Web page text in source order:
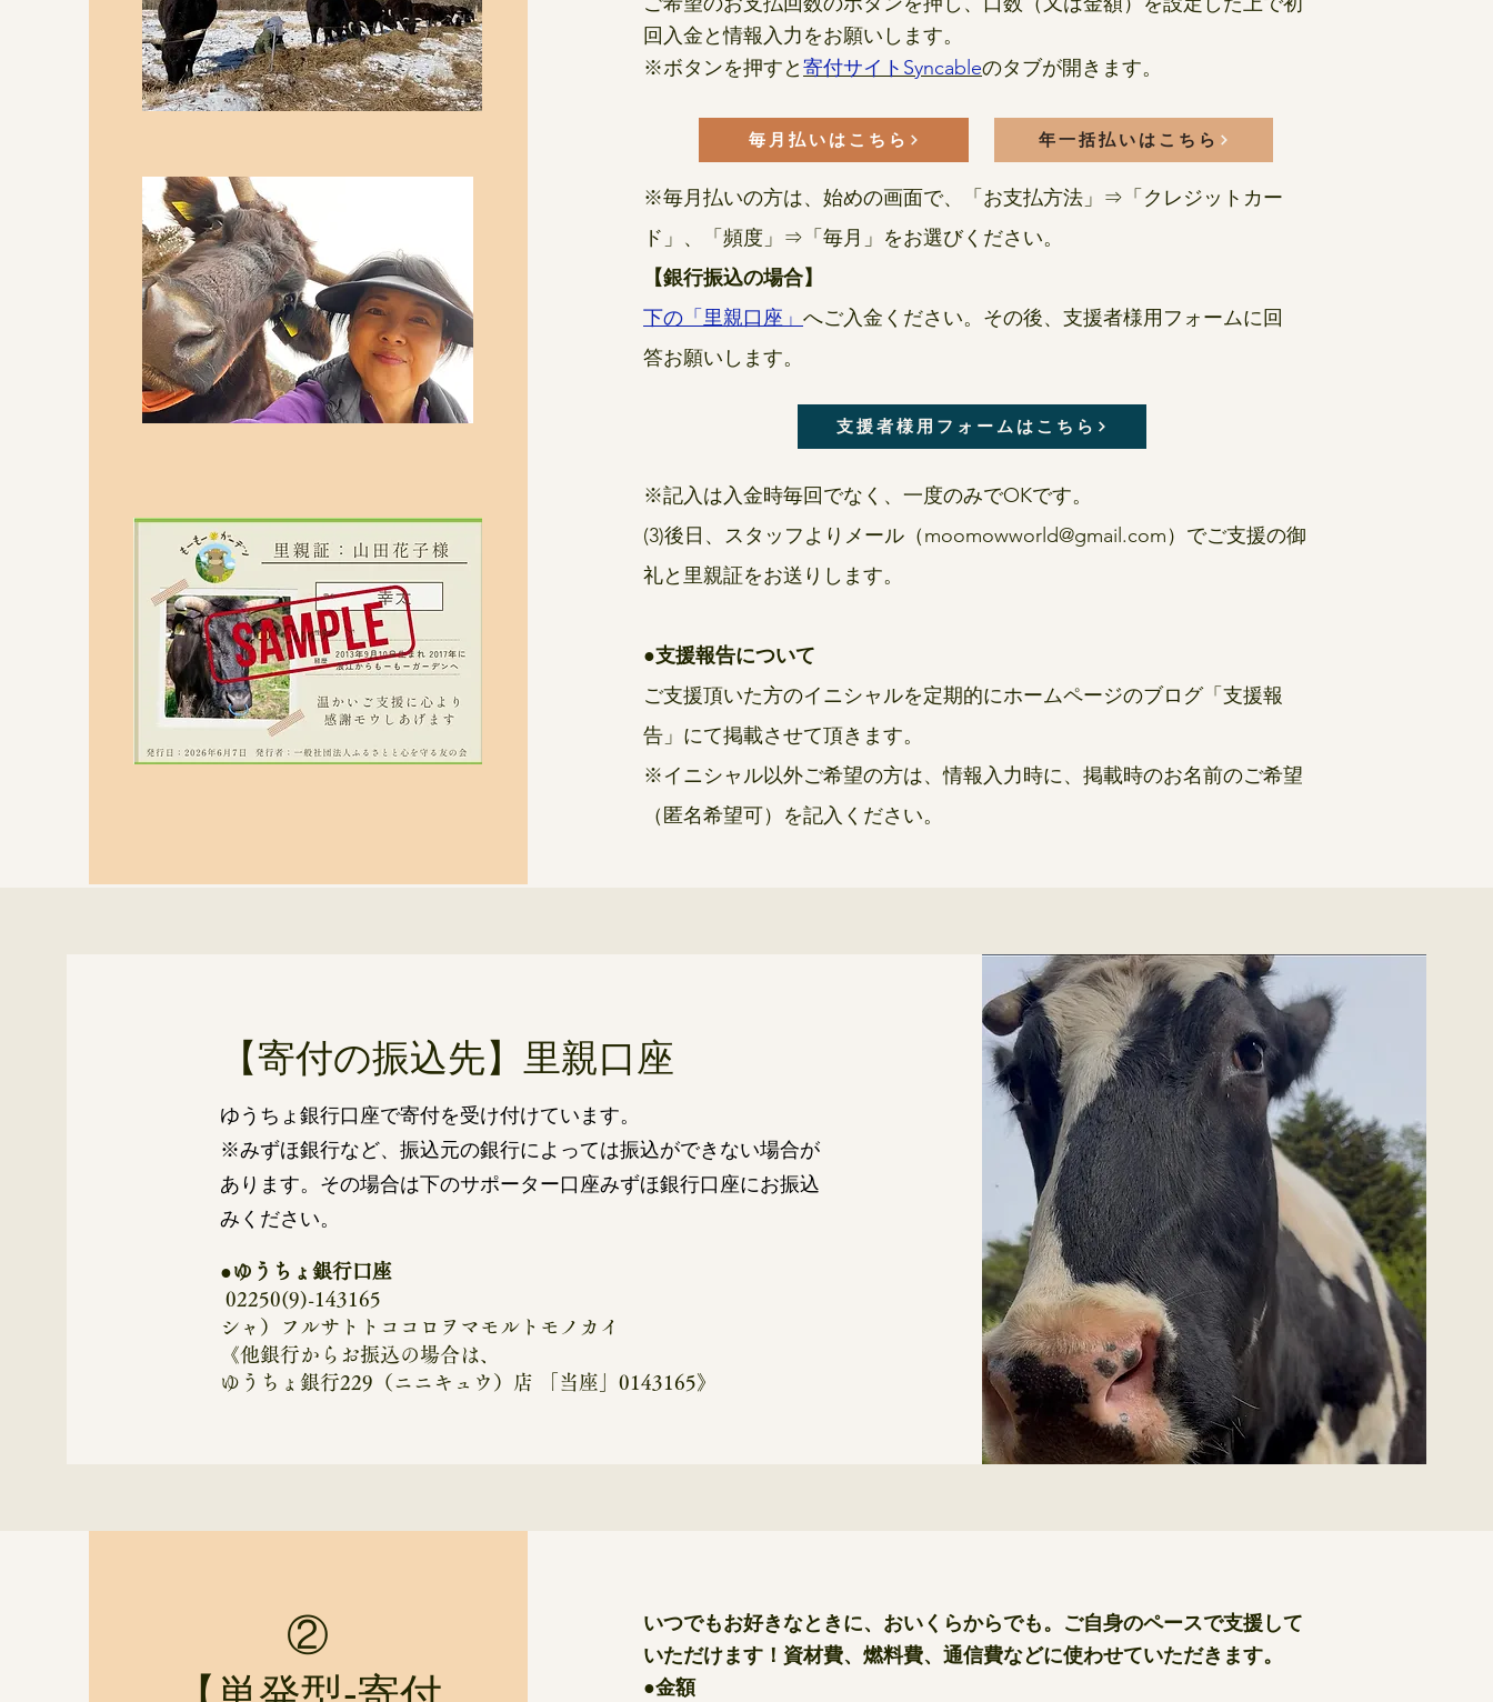
回入金と情報入力をお願いします。
​※ボタンを押すと寄付サイトSyncableのタブが開きます。
毎月払いはこちら 年一括払いはこちら
※毎月払いの方は、始めの画面で、「お支払方法」⇒「クレジットカー
ド」、「頻度」⇒「毎月」をお選びください。​
【銀行振込の場合】
下の「里親口座」へご入金ください。その後、支援者様用フォームに回
答お願いします。
支援者様用フォームはこちら
※記入は入金時毎回でなく、一度のみでOKです。
(3)後日、スタッフよりメール（moomowworld@gmail.com）でご支援の御
礼と里親証をお送りします。​​​
●支援報告について
ご支援頂いた方のイニシャルを定期的にホームページのブログ「支援報
告」にて掲載させて頂きます。
※イニシャル以外ご希望の方は、情報入力時に、掲載時のお名前のご希望
（匿名希望可）を記入ください。
【寄付の振込先】里親口座
ゆうちょ銀行口座で寄付を受け付けています。
​※みずほ銀行など、振込元の銀行によっては振込ができない場合が
あります。その場合は下のサポーター口座みずほ銀行口座にお振込
みください。
​●ゆうちょ銀行口座
02250(9)-143165
シャ）フルサトトココロヲマモルトモノカイ
《他銀行からお振込の場合は、
ゆうちょ銀行229（ニニキュウ）店 「当座」0143165》
②
いつでもお好きなときに、おいくらからでも。ご自身のペースで支援して
いただけます！資材費、燃料費、通信費などに使わせていただきます。
●金額